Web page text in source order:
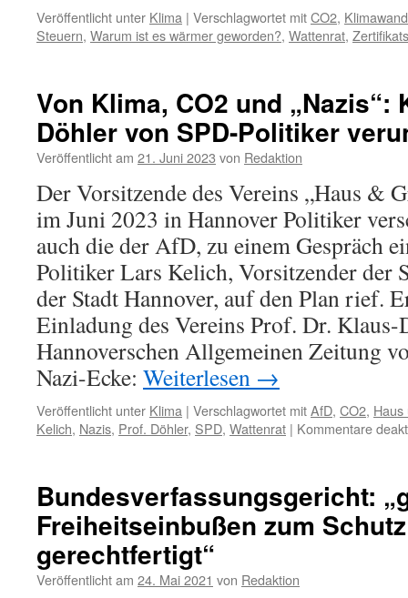
Veröffentlicht unter Klima | Verschlagwortet mitCO2,
Steuern, Warum ist es wärmer geworden?, Wattenrat,
Von Klima, CO2 und „Nazis“:
Döhler von SPD-Politiker
Veröffentlicht am 21. Juni 2023 von Redaktion
Der Vorsitzende des Vereins „Haus &
im Juni 2023 in Hannover Politiker
auch die der AfD, zu einem Gespräch
Politiker Lars Kelich, Vorsitzender der
der Stadt Hannover, auf den Plan rief.
Einladung des Vereins Prof. Dr.
Hannoverschen Allgemeinen Zeitung
Nazi-Ecke: Weiterlesen →
Veröffentlicht unter Klima | Verschlagwortet mitAfD, CO2,
Kelich, Nazis, Prof. Döhler, SPD, Wattenrat | Kommentare
Bundesverfassungsgericht:
Freiheitseinbußen zum
gerechtfertigt“
Veröffentlicht am 24. Mai 2021 von Redaktion